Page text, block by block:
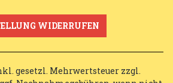
WIDERRUFEN
gesetzl. Mehrwertsteuer zzgl.